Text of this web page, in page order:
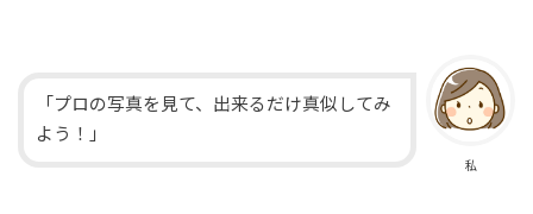
私
「プロの写真を見て、出来るだけ真似してみ
よう！」